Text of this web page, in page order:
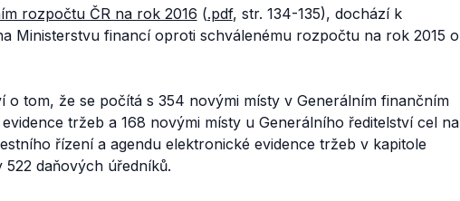
rozpočtu ČR na rok 2016 (.pdf, str. 134-135), dochází k
Ministerstvu financí oproti schválenému rozpočtu na rok 2015 o
o tom, že se počítá s 354 novými místy v Generálním finančním
tržeb a 168 novými místy u Generálního ředitelství cel na
řízení a agendu elektronické evidence tržeb v kapitole
daňových úředníků.